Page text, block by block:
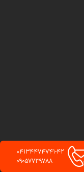
04134474741-42
09057739788